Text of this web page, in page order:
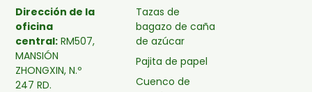
Dirección de la
oficina
central: RM507,
MANSIÓN
ZHONGXIN, N.º
247 RD.
Tazas de
bagazo de caña
de azúcar
Pajita de papel
Cuenco de